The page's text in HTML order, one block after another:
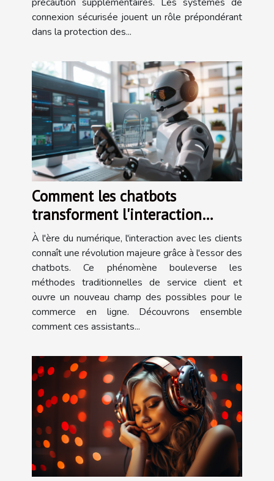
connexion sécurisée jouent un rôle prépondérant
dans la protection des...
Comment les chatbots
transforment l'interaction
client en commerce digital
À l'ère du numérique, l'interaction avec les clients
connaît une révolution majeure grâce à l'essor des
chatbots. Ce phénomène bouleverse les
méthodes traditionnelles de service client et
ouvre un nouveau champ des possibles pour le
commerce en ligne. Découvrons ensemble
comment ces assistants...